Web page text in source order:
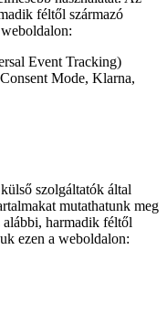
féltől származó
Event Tracking)
Mode, Klarna,
szolgáltatók által
mutathatunk meg
harmadik féltől
ezen a weboldalon: